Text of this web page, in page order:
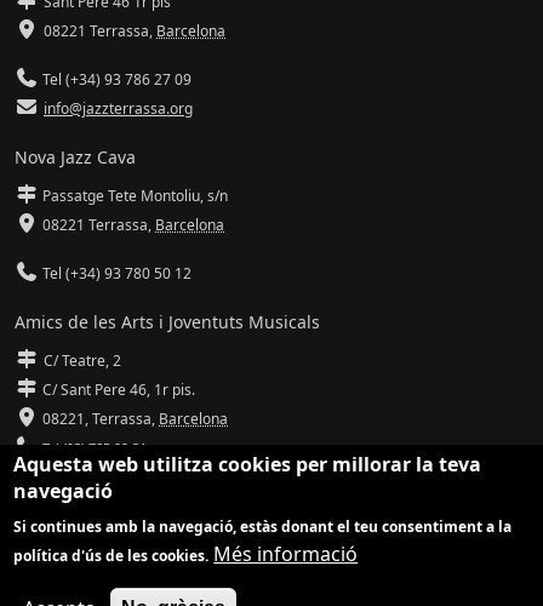
08221 Terrassa, Barcelona
Tel (+34) 93 786 27 09
info@jazzterrassa.org
Nova Jazz Cava
Passatge Tete Montoliu, s/n
08221 Terrassa, Barcelona
Tel (+34) 93 780 50 12
Amics de les Arts i Joventuts Musicals
C/ Teatre, 2
C/ Sant Pere 46, 1r pis.
08221,Terrassa, Barcelona
Tel (93) 785 92 31
info@amicsdelesarts-jjmm.cat
www.amicsdelesarts-jjmm.cat
Adaptació de
Aquesta web utilitza cookies per millorar la teva
navegació
Si continues amb la navegació, estàs donant el teu consentiment a la
política d'ús de les cookies. Més informació